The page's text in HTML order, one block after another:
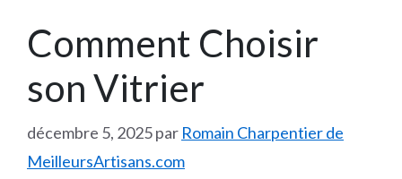
Comment Choisir
son Vitrier
décembre 5, 2025par Romain Charpentier de
MeilleursArtisans.com